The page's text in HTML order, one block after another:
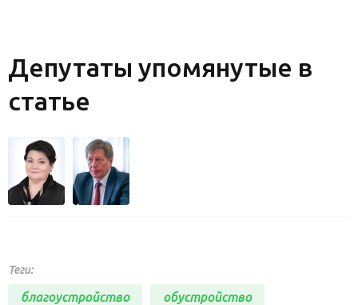
Депутаты упомянутые в
статье
Теги:
благоустройство обустройство